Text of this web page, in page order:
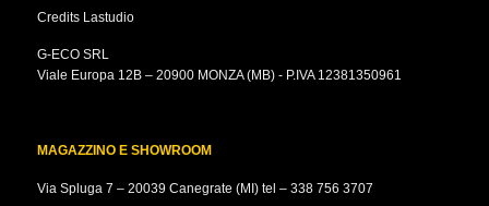
Credits Lastudio
G-ECO SRL
Viale Europa 12B – 20900 MONZA (MB) - P.IVA 12381350961
MAGAZZINO E SHOWROOM
Via Spluga 7 – 20039 Canegrate (MI) tel – 338 756 3707